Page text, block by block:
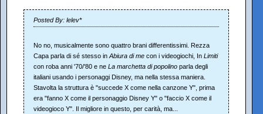
Posted By: lelev*
No no, musicalmente sono quattro brani differentissimi. Rezza
Capa parla di sé stesso in Abiura di me con i videogiochi, In Limiti
con roba anni '70/'80 e ne La marchetta di popolino parla degli
italiani usando i personaggi Disney, ma nella stessa maniera.
Stavolta la struttura è "succede X come nella canzone Y", prima
era "fanno X come il personaggio Disney Y" o "faccio X come il
videogioco Y". Il migliore in questo, per carità, ma...